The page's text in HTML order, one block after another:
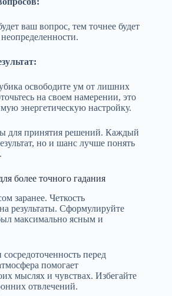
ваш вопрос, тем точнее будет
освободите ум от лишних
на своем намерении, это
энергетическую настройку.
для принятия решений. Каждый
но и шанс лучше понять
более точного гадания
заранее. Четкость
результаты. Сформулируйте
максимально ясным и
перед
помогает
мыслях и чувствах. Избегайте
отвлечений.